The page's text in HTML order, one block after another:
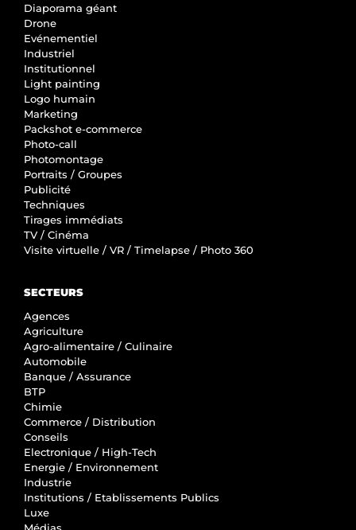
Diaporama géant
Drone
Evénementiel
Industriel
Institutionnel
Light painting
Logo humain
Marketing
Packshot e-commerce
Photo-call
Photomontage
Portraits / Groupes
Publicité
Techniques
Tirages immédiats
TV / Cinéma
Visite virtuelle / VR / Timelapse / Photo 360
SECTEURS
Agences
Agriculture
Agro-alimentaire / Culinaire
Automobile
Banque / Assurance
BTP
Chimie
Commerce / Distribution
Conseils
Electronique / High-Tech
Energie / Environnement
Industrie
Institutions / Etablissements Publics
Luxe